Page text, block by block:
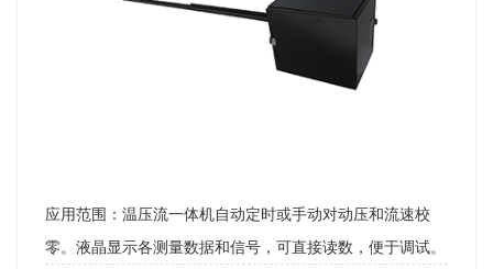
应用范围：温压流一体机自动定时或手动对动压和流速校
零。液晶显示各测量数据和信号，可直接读数，便于调试。